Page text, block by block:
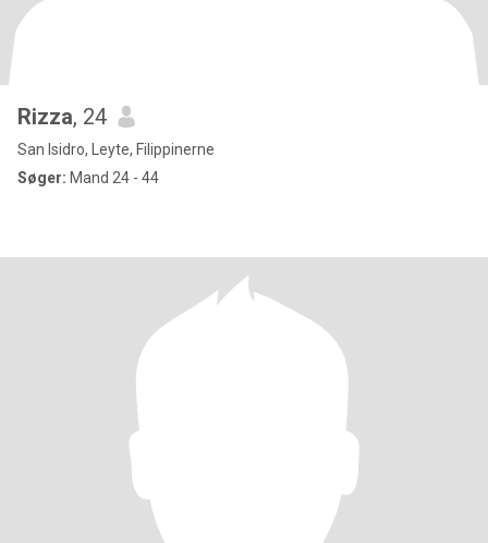
Rizza, 24
San Isidro, Leyte, Filippinerne
Søger: Mand 24 - 44